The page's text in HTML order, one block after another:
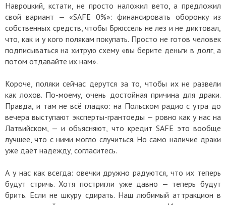
Навроцкий, кстати, не просто наложил вето, а предложил
свой вариант — «SAFE 0%»: финансировать оборонку из
собственных средств, чтобы Брюссель не лез и не диктовал,
что, как и у кого полякам покупать. Просто не готов человек
подписываться на хитрую схему «вы берите деньги в долг, а
потом отдавайте их нам».
Короче, поляки сейчас дерутся за то, чтобы их не развели
как лохов. По-моему, очень достойная причина для драки.
Правда, и там не всё гладко: на Польском радио с утра до
вечера выступают эксперты-грантоеды — ровно как у нас на
Латвийском, — и объясняют, что кредит SAFE это вообще
лучшее, что с ними могло случиться. Но само наличие драки
уже даёт надежду, согласитесь.
А у нас как всегда: овечки дружно радуются, что их теперь
будут стричь. Хотя постригли уже давно — теперь будут
брить. Если не шкуру сдирать. Наш любимый аттракцион в